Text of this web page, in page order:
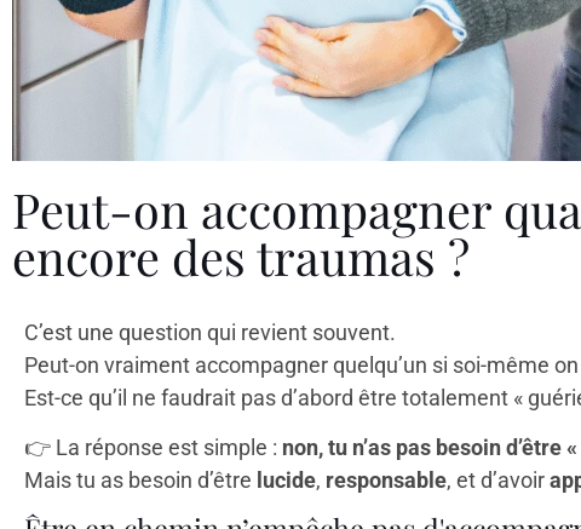
Peut-on accompagner
encore des traumas ?
C’est une question qui revient souvent.
Peut-on vraiment accompagner quelqu’un si soi-même
Est-ce qu’il ne faudrait pas d’abord être totalement «
👉 La réponse est simple : non, tu n’as pas besoin d’être
Mais tu as besoin d’être lucide, responsable, et d’avoir